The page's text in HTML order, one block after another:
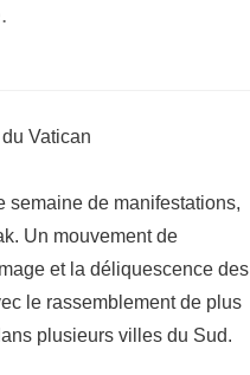
Vatican
semaine de manifestations,
Un mouvement de
et la déliquescence des
le rassemblement de plus
plusieurs villes du Sud.